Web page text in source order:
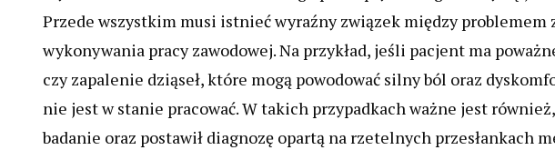
Przede wszystkim musi istnieć wyraźny związek między
wykonywania pracy zawodowej. Na przykład, jeśli pacjent ma
czy zapalenie dziąseł, które mogą powodować silny ból oraz
nie jest w stanie pracować. W takich przypadkach ważne jest
badanie oraz postawił diagnozę opartą na rzetelnych przesłankach